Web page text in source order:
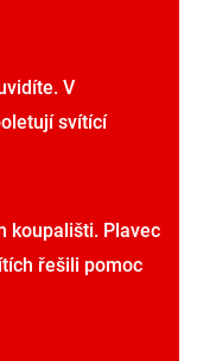
V
svítící
koupališti. Plavec
řešili pomoc